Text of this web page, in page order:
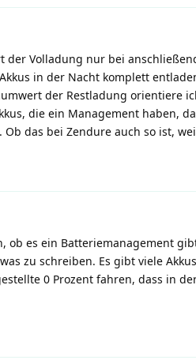
der Volladung nur bei
in der Nacht komplett
der Restladung orientiere
die ein Management haben,
das bei Zendure auch so ist,
es ein Batteriemanagement
zu schreiben. Es gibt viele
0 Prozent fahren, dass in